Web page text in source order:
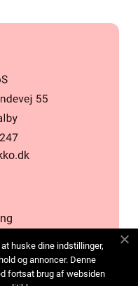
huske dine indstillinger,
og annoncer. Denne
fortsat brug af websiden